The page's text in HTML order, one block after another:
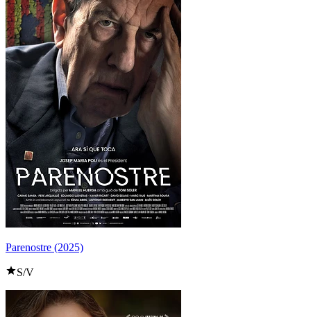
Parenostre (2025)
S/V